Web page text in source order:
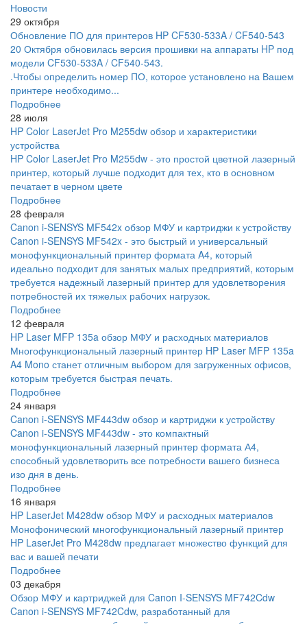
Новости
29 октября
Обновление ПО для принтеров HP CF530-533A / CF540-543
20 Октября обновилась версия прошивки на аппараты HP под
модели CF530-533A / CF540-543.
.Чтобы определить номер ПО, которое установлено на Вашем
принтере необходимо...
Подробнее
28 июля
HP Color LaserJet Pro M255dw обзор и характеристики
устройства
HP Color LaserJet Pro M255dw - это простой цветной лазерный
принтер, который лучше подходит для тех, кто в основном
печатает в черном цвете
Подробнее
28 февраля
Canon i-SENSYS MF542x обзор МФУ и картриджи к устройству
Canon i-SENSYS MF542x - это быстрый и универсальный
монофункциональный принтер формата A4, который
идеально подходит для занятых малых предприятий, которым
требуется надежный лазерный принтер для удовлетворения
потребностей их тяжелых рабочих нагрузок.
Подробнее
12 февраля
HP Laser MFP 135a обзор МФУ и расходных материалов
Многофункциональный лазерный принтер HP Laser MFP 135a
A4 Mono станет отличным выбором для загруженных офисов,
которым требуется быстрая печать.
Подробнее
24 января
Canon i-SENSYS MF443dw обзор и картриджи к устройству
Canon i-SENSYS MF443dw - это компактный
монофункциональный лазерный принтер формата А4,
способный удовлетворить все потребности вашего бизнеса
изо дня в день.
Подробнее
16 января
HP LaserJet M428dw обзор МФУ и расходных материалов
Монофонический многофункциональный лазерный принтер
HP LaserJet Pro M428dw предлагает множество функций для
вас и вашей печати
Подробнее
03 декабря
Обзор МФУ и картриджей для Canon I-SENSYS MF742Cdw
Canon i-SENSYS MF742Cdw, разработанный для